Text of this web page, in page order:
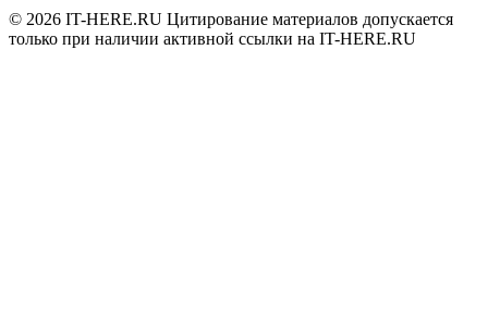
© 2026 IT-HERE.RU Цитирование материалов допускается
только при наличии активной ссылки на IT-HERE.RU